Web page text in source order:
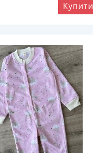
Купити